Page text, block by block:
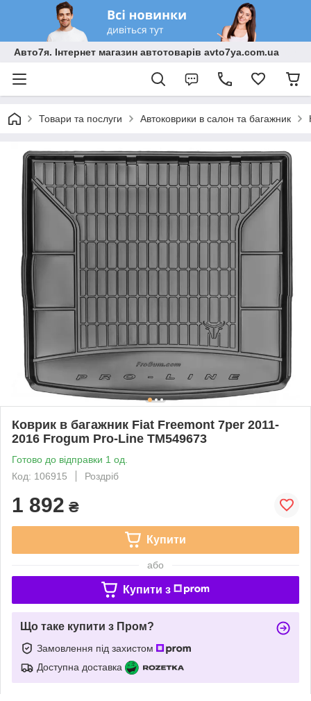
Авто7я. Інтернет магазин автотоварів avto7ya.com.ua
Товари та послуги Автоковрики в салон та багажник
Коврик в багажник Fiat Freemont 7per 2011-
2016 Frogum Pro-Line TM549673
Готово до відправки 1 од.
Код: 106915
Роздріб
1 892 ₴
Купити
або
Купити з
Що таке купити з Пром?
Замовлення під захистом
Доступна доставка